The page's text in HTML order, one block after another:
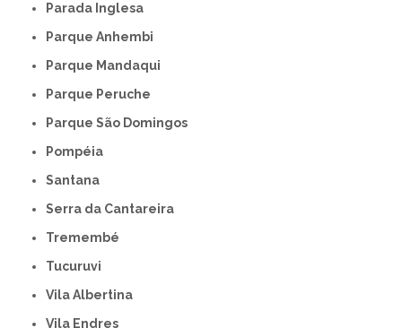
Parada Inglesa
Parque Anhembi
Parque Mandaqui
Parque Peruche
Parque São Domingos
Pompéia
Santana
Serra da Cantareira
Tremembé
Tucuruvi
Vila Albertina
Vila Endres